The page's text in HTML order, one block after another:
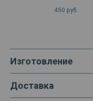
450 руб.
Изготовление
Доставка